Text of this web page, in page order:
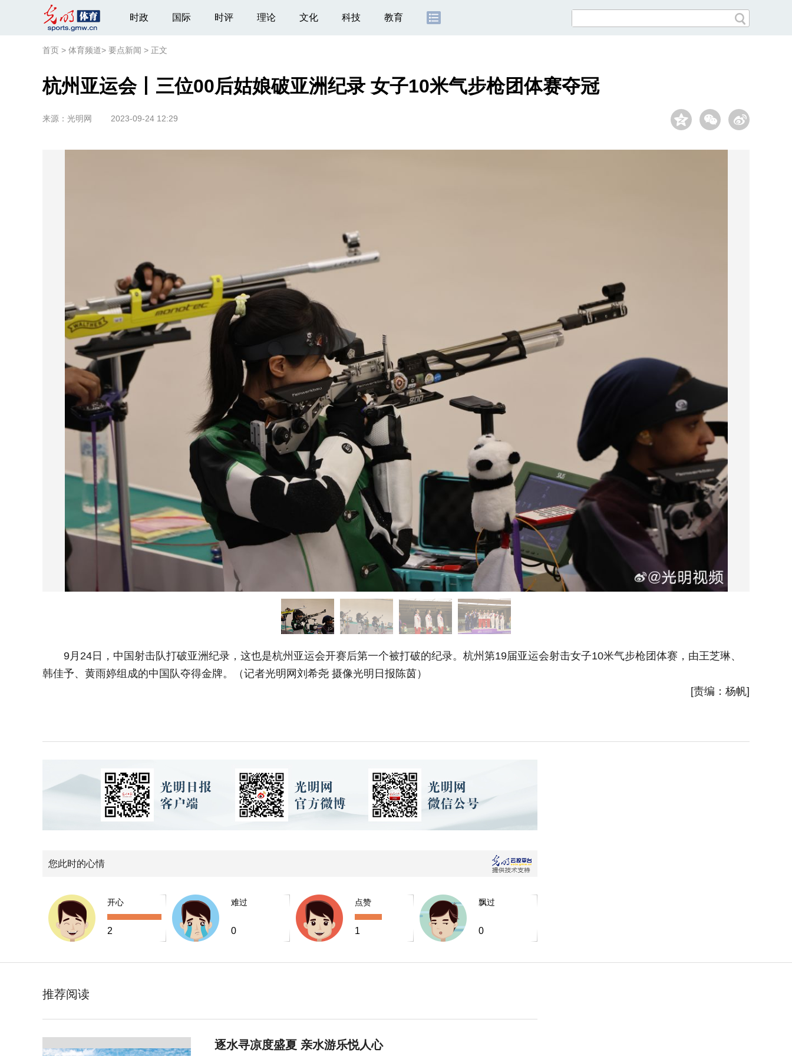
时政 国际 时评 理论 文化 科技 教育
首页 > 体育频道> 要点新闻 > 正文
杭州亚运会丨三位00后姑娘破亚洲纪录 女子10米气步枪团体赛夺冠
来源： 光明网 2023-09-24 12:29
9月24日，中国射击队打破亚洲纪录，这也是杭州亚运会开赛后第一个被打破的纪录。杭州第19届亚运会射击女子10米气步枪团体赛，由王芝琳、
韩佳予、黄雨婷组成的中国队夺得金牌。（记者光明网刘希尧 摄像光明日报陈茵）
[责编：杨帆]
您此时的心情
开心
2
难过
0
点赞
1
飘过
0
推荐阅读
逐水寻凉度盛夏 亲水游乐悦人心